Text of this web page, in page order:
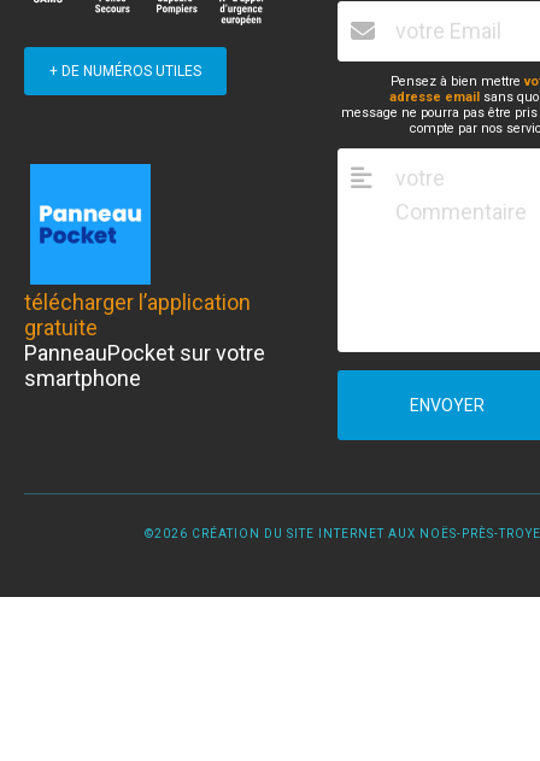
+ DE NUMÉROS UTILES
télécharger l’application
gratuite
PanneauPocket sur votre
smartphone
Pensez à bien mettre
adresse email sans
message ne pourra pas être
compte par nos
ENVOYER
©2026 CRÉATION DU SITE INTERNET AUX NOËS-PRÈS-